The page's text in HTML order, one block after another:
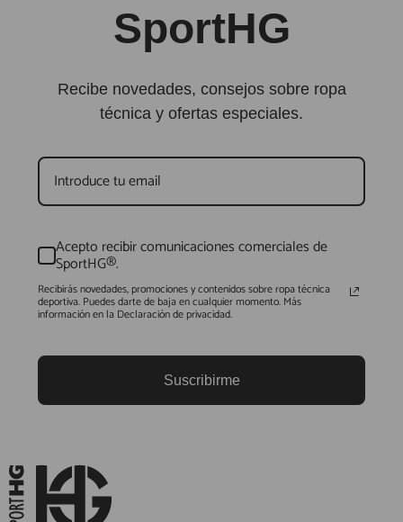
SportHG
Recibe novedades, consejos sobre ropa
técnica y ofertas especiales.
Acepto recibir comunicaciones comerciales de
SportHG®.
Recibirás novedades, promociones y contenidos sobre ropa técnica
deportiva. Puedes darte de baja en cualquier momento. Más
información en la Declaración de privacidad.
Suscribirme